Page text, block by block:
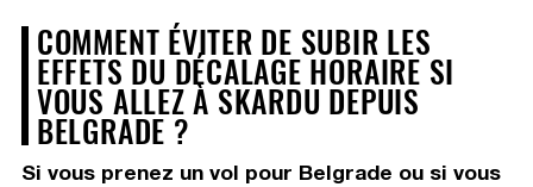
COMMENT ÉVITER DE SUBIR LES
EFFETS DU DÉCALAGE HORAIRE SI
VOUS ALLEZ À SKARDU DEPUIS
BELGRADE ?
Si vous prenez un vol pour Belgrade ou si vous